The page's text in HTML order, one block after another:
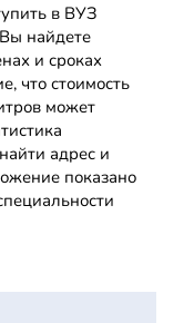
в ВУЗ
найдете
и сроках
что стоимость
может
адрес и
показано